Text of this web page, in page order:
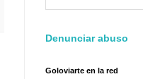
Denunciar abuso
Goloviarte en la red